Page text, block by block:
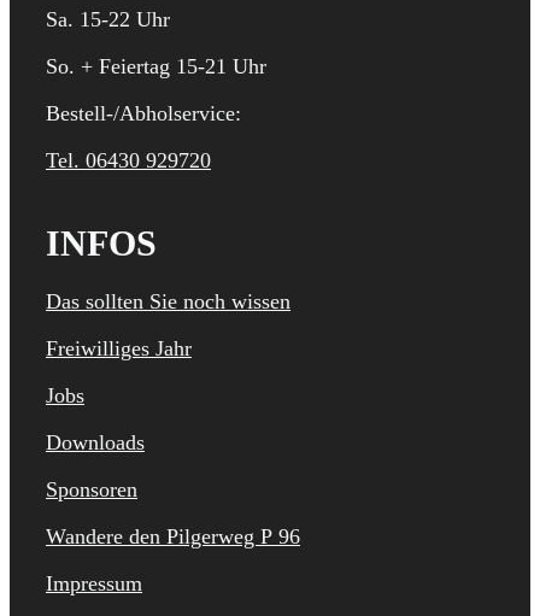
Sa. 15-22 Uhr
So. + Feiertag 15-21 Uhr
Bestell-/Abholservice:
Tel. 06430 929720
INFOS
Das sollten Sie noch wissen
Freiwilliges Jahr
Jobs
Downloads
Sponsoren
Wandere den Pilgerweg P 96
Impressum